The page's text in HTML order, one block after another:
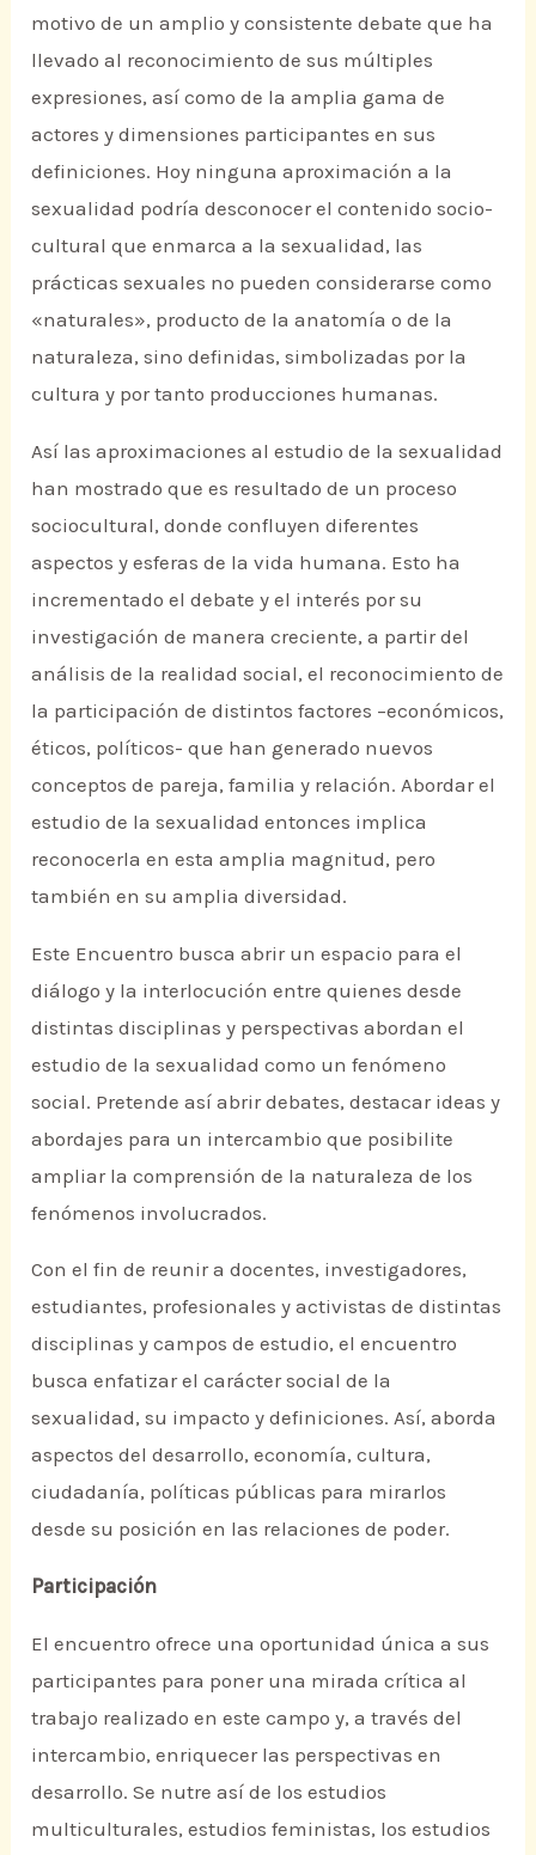
motivo de un amplio y consistente debate que ha
llevado al reconocimiento de sus múltiples
expresiones, así como de la amplia gama de
actores y dimensiones participantes en sus
definiciones. Hoy ninguna aproximación a la
sexualidad podría desconocer el contenido socio-
cultural que enmarca a la sexualidad, las
prácticas sexuales no pueden considerarse como
«naturales», producto de la anatomía o de la
naturaleza, sino definidas, simbolizadas por la
cultura y por tanto producciones humanas.
Así las aproximaciones al estudio de la sexualidad
han mostrado que es resultado de un proceso
sociocultural, donde confluyen diferentes
aspectos y esferas de la vida humana. Esto ha
incrementado el debate y el interés por su
investigación de manera creciente, a partir del
análisis de la realidad social, el reconocimiento de
la participación de distintos factores –económicos,
éticos, políticos- que han generado nuevos
conceptos de pareja, familia y relación. Abordar el
estudio de la sexualidad entonces implica
reconocerla en esta amplia magnitud, pero
también en su amplia diversidad.
Este Encuentro busca abrir un espacio para el
diálogo y la interlocución entre quienes desde
distintas disciplinas y perspectivas abordan el
estudio de la sexualidad como un fenómeno
social. Pretende así abrir debates, destacar ideas y
abordajes para un intercambio que posibilite
ampliar la comprensión de la naturaleza de los
fenómenos involucrados.
Con el fin de reunir a docentes, investigadores,
estudiantes, profesionales y activistas de distintas
disciplinas y campos de estudio, el encuentro
busca enfatizar el carácter social de la
sexualidad, su impacto y definiciones. Así, aborda
aspectos del desarrollo, economía, cultura,
ciudadanía, políticas públicas para mirarlos
desde su posición en las relaciones de poder.
Participación
El encuentro ofrece una oportunidad única a sus
participantes para poner una mirada crítica al
trabajo realizado en este campo y, a través del
intercambio, enriquecer las perspectivas en
desarrollo. Se nutre así de los estudios
multiculturales, estudios feministas, los estudios